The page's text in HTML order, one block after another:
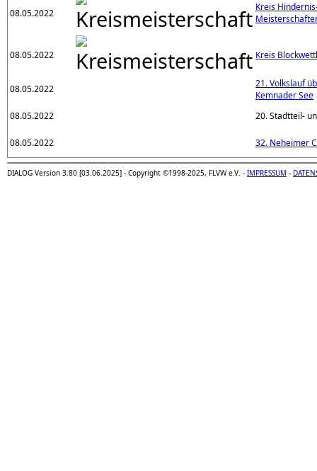
08.05.2022
Kreis
08.05.2022 Kreis
08.05.2022
21. Volkslauf
Kemnader See
08.05.2022
20. Stadtteil-
08.05.2022 32. Neheimer
DIALOG Version 3.80 [03.06.2025] - Copyright ©1998-2025, FLVW e.V. - IMPRESSUM -